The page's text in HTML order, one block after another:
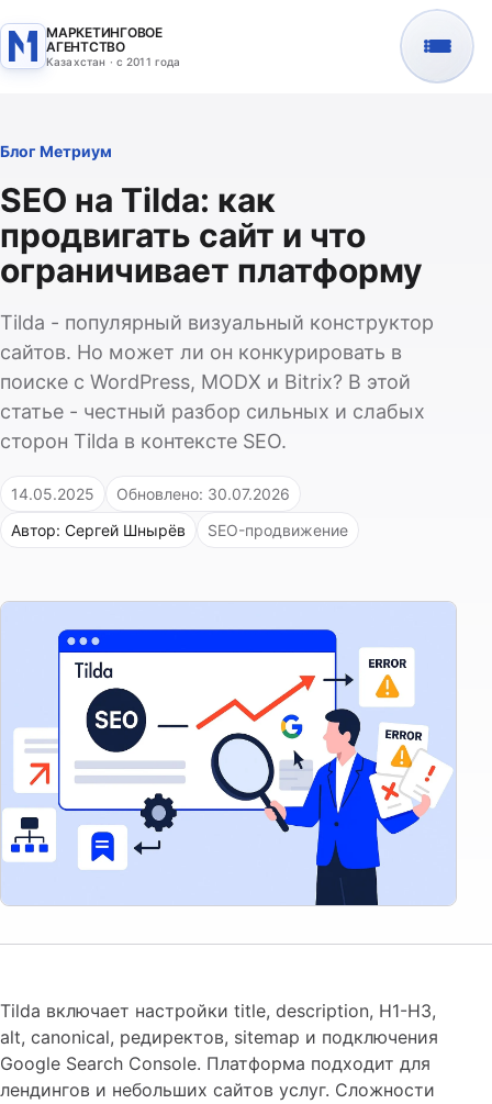
МАРКЕТИНГОВОЕ
АГЕНТСТВО
Казахстан · с 2011 года
Блог Метриум
SEO на Tilda: как
продвигать сайт и что
ограничивает платформу
Tilda - популярный визуальный конструктор
сайтов. Но может ли он конкурировать в
поиске с WordPress, MODX и Bitrix? В этой
статье - честный разбор сильных и слабых
сторон Tilda в контексте SEO.
14.05.2025
Обновлено: 30.07.2026
Автор: Сергей Шнырёв
SEO-продвижение
Tilda включает настройки title, description, H1-H3,
alt, canonical, редиректов, sitemap и подключения
Google Search Console. Платформа подходит для
лендингов и небольших сайтов услуг. Сложности